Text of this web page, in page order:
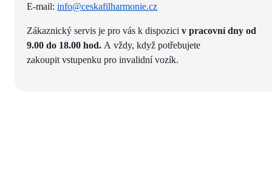
E-mail: info@ceskafilharmonie.cz
Zákaznický servis je pro vás k dispozici v pracovní dny od
9.00 do 18.00 hod. A vždy, když potřebujete
zakoupit vstupenku pro invalidní vozík.